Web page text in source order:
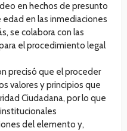
en hechos de presunto
en las inmediaciones
se colabora con las
el procedimiento legal
precisó que el proceder
valores y principios que
Ciudadana, por lo que
del elemento y,